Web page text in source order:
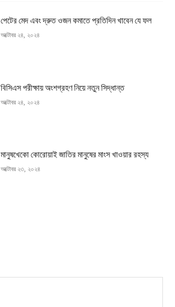
পেটের মেদ এবং দ্রুত ওজন কমাতে প্রতিদিন খাবেন যে ফল
অক্টোবর ২৪, ২০২৪
বিসিএস পরীক্ষায় অংশগ্রহণ নিয়ে নতুন সিদ্ধান্ত
অক্টোবর ২৪, ২০২৪
মানুষখেকো কোরোয়াই জাতির মানুষের মাংস খাওয়ার রহস্য
অক্টোবর ২৩, ২০২৪